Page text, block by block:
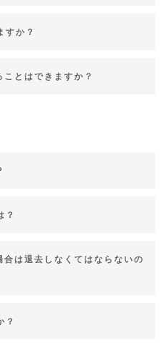
すか？
とはできますか？
？
は退去しなくてはならないの
？